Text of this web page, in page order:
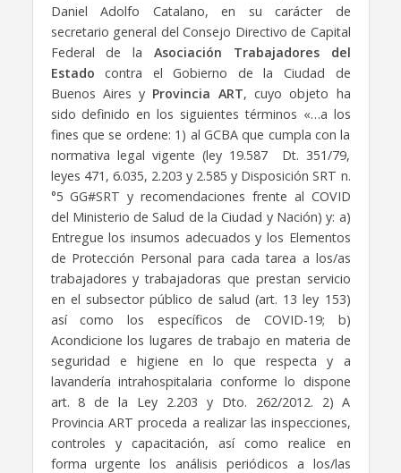
Daniel Adolfo Catalano, en su carácter de
secretario general del Consejo Directivo de Capital
Federal de la Asociación Trabajadores del
Estado contra el Gobierno de la Ciudad de
Buenos Aires y Provincia ART, cuyo objeto ha
sido definido en los siguientes términos «…a los
fines que se ordene: 1) al GCBA que cumpla con la
normativa legal vigente (ley 19.587 Dt. 351/79,
leyes 471, 6.035, 2.203 y 2.585 y Disposición SRT n.
°5 GG#SRT y recomendaciones frente al COVID
del Ministerio de Salud de la Ciudad y Nación) y: a)
Entregue los insumos adecuados y los Elementos
de Protección Personal para cada tarea a los/as
trabajadores y trabajadoras que prestan servicio
en el subsector público de salud (art. 13 ley 153)
así como los específicos de COVID-19; b)
Acondicione los lugares de trabajo en materia de
seguridad e higiene en lo que respecta y a
lavandería intrahospitalaria conforme lo dispone
art. 8 de la Ley 2.203 y Dto. 262/2012. 2) A
Provincia ART proceda a realizar las inspecciones,
controles y capacitación, así como realice en
forma urgente los análisis periódicos a los/las